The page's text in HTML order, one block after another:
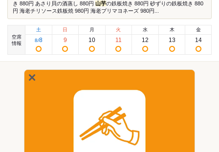
き 880円 あさり貝の酒蒸し 880円 山芋の鉄板焼き 880円 砂ずりの鉄板焼き 880
円 海老チリソース鉄板焼 980円 海老プリマヨネーズ 980円...
空席
情報
土
8/8
日
9
月
10
火
11
水
12
木
13
金
14